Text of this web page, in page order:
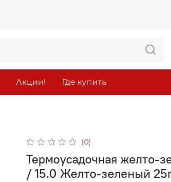
Акции! Где купить
(0)
Термоусадочная желто-
/ 15.0 Желто-зеленый